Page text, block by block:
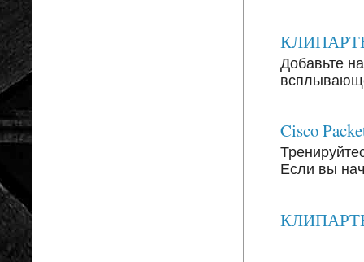
КЛИПАРТЫ:
Добавьте
Cisco
Если вы
КЛИПАРТЫ: